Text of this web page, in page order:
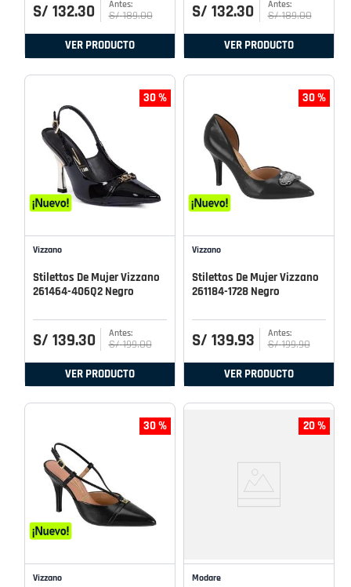
S/ 132.30 S/ 189.00
VER PRODUCTO
S/ 132.30 S/ 189.00
VER PRODUCTO
30 %
Vizzano
Stilettos De Mujer Vizzano
261464-406Q2 Negro
S/ 139.30 S/ 199.00
VER PRODUCTO
30 %
Vizzano
Stilettos De Mujer Vizzano
261184-1728 Negro
S/ 139.93 S/ 199.90
VER PRODUCTO
30 %
Vizzano
20 %
Modare